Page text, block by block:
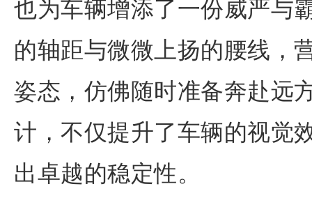
也为车辆增添了一份威严与
的轴距与微微上扬的腰线，
姿态，仿佛随时准备奔赴远
计，不仅提升了车辆的视觉
出卓越的稳定性。